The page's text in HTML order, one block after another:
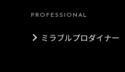
PROFESSIONAL
ミラブルプロダイナー